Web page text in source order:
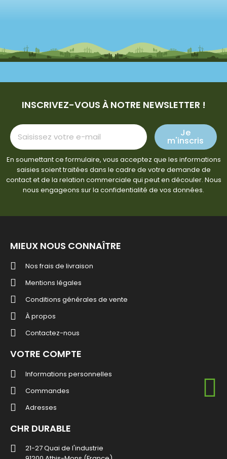
INSCRIVEZ-VOUS À NOTRE NEWSLETTER !
Je
m'inscris
En soumettant ce formulaire, vous acceptez que les informations
saisies soient traitées dans le cadre de votre demande de
contact et de la relation commerciale qui peut en découler. Nous
nous engageons sur la confidentialité de vos données.
MIEUX NOUS CONNAÎTRE
Nos frais de livraison
Mentions légales
Conditions générales de vente
À propos
Contactez-nous
VOTRE COMPTE
Informations personnelles
Commandes
Adresses
CHR DURABLE
21-27 Quai de l'industrie